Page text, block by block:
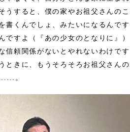
うすると、僕の家やお祖父さんの
書くんでしょ、みたいになるんで
ですよ（『あの少女のとなりに』
信頼関係がないとやれないわけで
ときに、もうそろそろお祖父さん
。